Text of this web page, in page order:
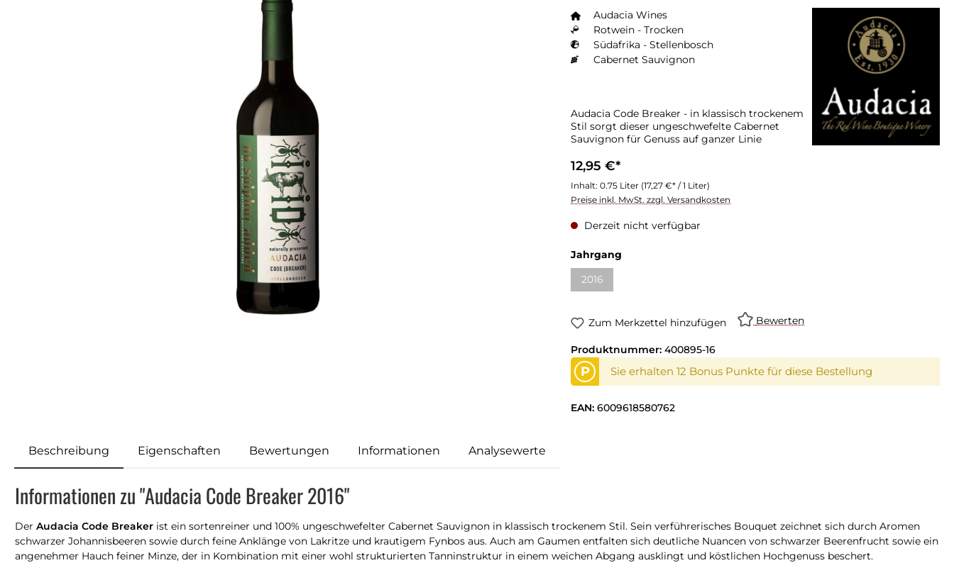
Audacia Wines
Rotwein - Trocken
Südafrika - Stellenbosch
Cabernet Sauvignon
Audacia Code Breaker - in klassisch trockenem
Stil sorgt dieser ungeschwefelte Cabernet
Sauvignon für Genuss auf ganzer Linie
12,95 €*
Inhalt: 0.75 Liter (17,27 €* / 1 Liter)
Preise inkl. MwSt. zzgl. Versandkosten
Derzeit nicht verfügbar
Jahrgang
2016
Zum Merkzettel hinzufügen Bewerten
Produktnummer: 400895-16
P Sie erhalten 12 Bonus Punkte für diese Bestellung
EAN: 6009618580762
Beschreibung Eigenschaften Bewertungen Informationen Analysewerte
Informationen zu "Audacia Code Breaker 2016"
Der Audacia Code Breaker ist ein sortenreiner und 100% ungeschwefelter Cabernet Sauvignon in klassisch trockenem Stil. Sein verführerisches Bouquet zeichnet sich durch Aromen
schwarzer Johannisbeeren sowie durch feine Anklänge von Lakritze und krautigem Fynbos aus. Auch am Gaumen entfalten sich deutliche Nuancen von schwarzer Beerenfrucht sowie ein
angenehmer Hauch feiner Minze, der in Kombination mit einer wohl strukturierten Tanninstruktur in einem weichen Abgang ausklingt und köstlichen Hochgenuss beschert.